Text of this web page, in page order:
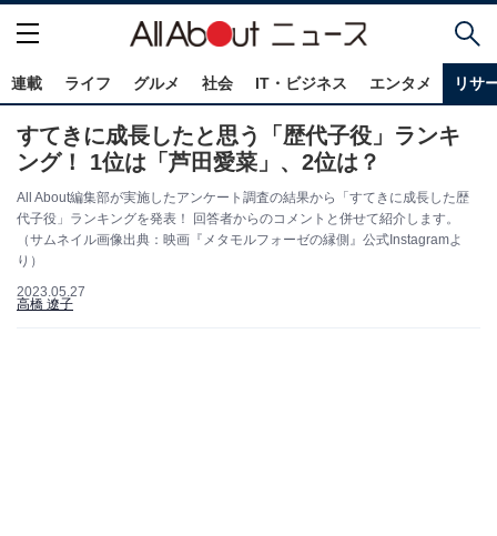
連載 ライフ グルメ 社会 IT・ビジネス エンタメ リサ
すてきに成長したと思う「歴代子役」ランキ
ング！ 1位は「芦田愛菜」、2位は？
All About編集部が実施したアンケート調査の結果から「すてきに成長した歴
代子役」ランキングを発表！ 回答者からのコメントと併せて紹介します。
（サムネイル画像出典：映画『メタモルフォーゼの縁側』公式Instagramよ
り）
2023.05.27
高橋 遼子